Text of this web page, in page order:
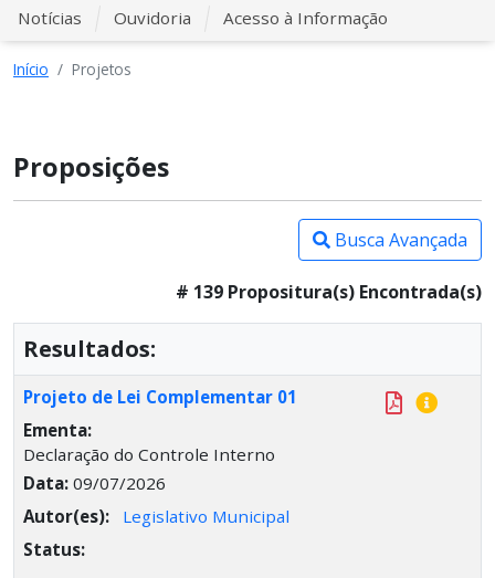
Notícias Ouvidoria Acesso à Informação
Início Projetos
Proposições
Busca Avançada
# 139 Propositura(s) Encontrada(s)
Resultados:
Projeto de Lei Complementar 01
Ementa:
Declaração do Controle Interno
Data: 09/07/2026
Autor(es):
Legislativo Municipal
Status: